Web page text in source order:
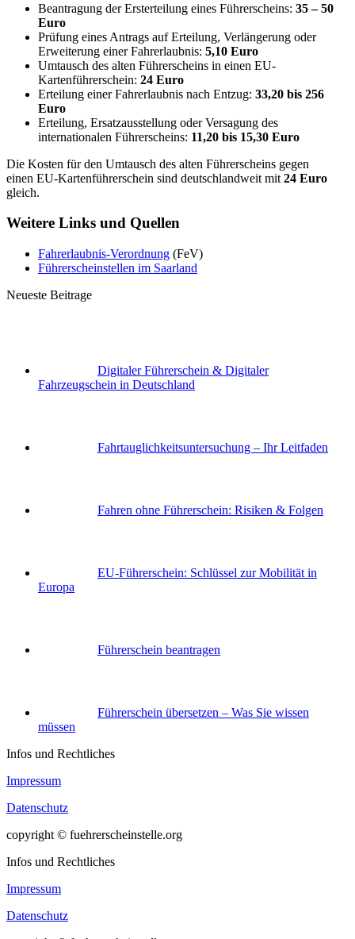
Beantragung der Ersterteilung eines Führerscheins: 35 – 50
Euro
Prüfung eines Antrags auf Erteilung, Verlängerung oder
Erweiterung einer Fahrerlaubnis: 5,10 Euro
Umtausch des alten Führerscheins in einen EU-
Kartenführerschein: 24 Euro
Erteilung einer Fahrerlaubnis nach Entzug: 33,20 bis 256
Euro
Erteilung, Ersatzausstellung oder Versagung des
internationalen Führerscheins: 11,20 bis 15,30 Euro
Die Kosten für den Umtausch des alten Führerscheins gegen
einen EU-Kartenführerschein sind deutschlandweit mit 24 Euro
gleich.
Weitere Links und Quellen
Fahrerlaubnis-Verordnung (FeV)
Führerscheinstellen im Saarland
Neueste Beitrage
Digitaler Führerschein & Digitaler
Fahrzeugschein in Deutschland
Fahrtauglichkeits­untersuchung – Ihr Leitfaden
Fahren ohne Führerschein: Risiken & Folgen
EU-Führerschein: Schlüssel zur Mobilität in
Europa
Führerschein beantragen
Führerschein übersetzen – Was Sie wissen
müssen
Infos und Rechtliches
Impressum
Datenschutz
copyright © fuehrerscheinstelle.org
Infos und Rechtliches
Impressum
Datenschutz